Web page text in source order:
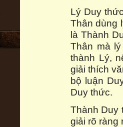
Lý Duy
Thân dùng
là Thành
Thân mà
thành Lý,
giải thích
bộ luận
Duy thức.
Thành Duy
giải rõ ràng